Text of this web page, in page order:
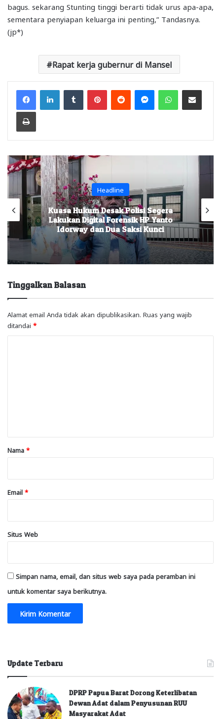
bagus. sekarang Stunting tinggi berarti tidak urus apa-apa,
sementara penyiapan keluarga ini penting,” Tandasnya.
(jp*)
Rapat kerja gubernur di Mansel
FacebookLinkedInTumblr PinterestReddit MessengerWhatsAppShare via Email
Print
Headline
Kuasa Hukum Desak Polisi Segera
Lakukan Digital Forensik HP Yanto
Idorway dan Dua Saksi Kunci
Tinggalkan Balasan
Alamat email Anda tidak akan dipublikasikan. Ruas yang wajib
ditandai *
rNama *
Email *
Situs Web
Simpan nama, email, dan situs web saya pada peramban ini
untuk komentar saya berikutnya.
Update Terbaru
DPRP Papua Barat Dorong Keterlibatan
Dewan Adat dalam Penyusunan RUU
Masyarakat Adat